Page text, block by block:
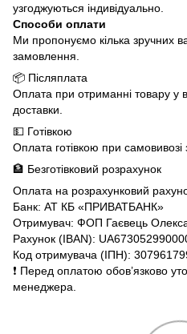
узгоджуються індивідуально.
Способи оплати
Ми пропонуємо кілька зручних
замовлення.
📦 Післяплата
Оплата при отриманні товару у
доставки.
💵 Готівкою
Оплата готівкою при самовивозі
🏦 Безготівковий розрахунок
Оплата на розрахунковий
Банк: АТ КБ «ПРИВАТБАНК»
Отримувач: ФОП Гаєвець
Рахунок (IBAN):
Код отримувача (ІПН):
❗️ Перед оплатою обов’язково
менеджера.